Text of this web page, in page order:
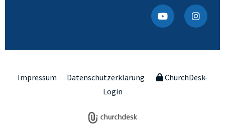
Impressum Datenschutzerklärung
ChurchDesk-
Login